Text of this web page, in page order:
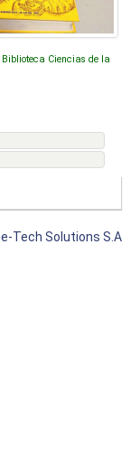
Biblioteca Ciencias de la
e-Tech Solutions S.A